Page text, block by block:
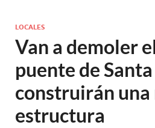
LOCALES
Van a demoler
puente de
construirán una
estructura